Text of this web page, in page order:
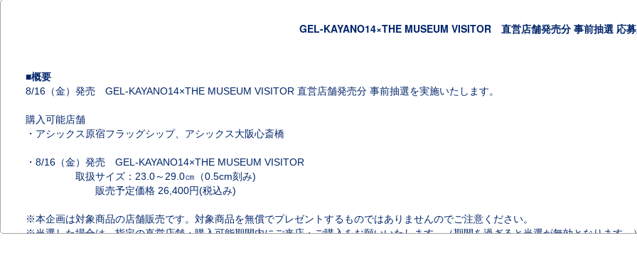
GEL-KAYANO14×THE MUSEUM VISITOR 直営店舗発売分 事前抽選 応
■概要
8/16（金）発売 GEL-KAYANO14×THE MUSEUM VISITOR 直営店舗発売分 事前抽選を実施いたします。
購入可能店舗
・アシックス原宿フラッグシップ、アシックス大阪心斎橋
・8/16（金）発売 GEL-KAYANO14×THE MUSEUM VISITOR
取扱サイズ：23.0～29.0㎝（0.5cm刻み)
販売予定価格 26,400円(税込み)
※本企画は対象商品の店舗販売です。対象商品を無償でプレゼントするものではありませんのでご注意ください。
※当選した場合は、指定の直営店舗・購入可能期間内にご来店・ご購入をお願いいたします。（期間を過ぎると当選が無効となります。